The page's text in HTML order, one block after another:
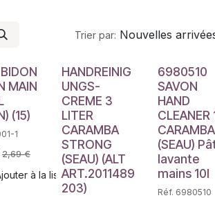
Trier par: Nouvelles
MAIN
(15)
1
2,69€
à la liste de souhaits
HANDREINIG
UNGS-
CREME 3
LITER
CARAMBA
STRONG
(SEAU) (ALT
ART.2011489
203)
6980510
SAVON
HAND
CLEANER
CARAMBA
(SEAU)
lavante
mains 10l
Réf. 6980510